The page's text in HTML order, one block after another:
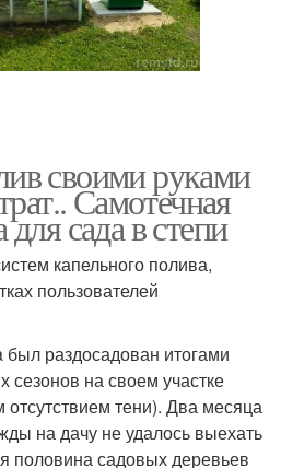
своими руками
Самотечная
сада в степи
капельного полива,
пользователей
был раздосадован итогами
сезонов на своем участке
тени). Два месяца
на дачу не удалось выехать
половина садовых деревьев